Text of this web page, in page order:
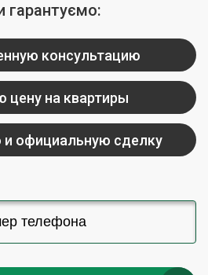
гарантуємо:
консультацию
цену на квартиры
и официальную сделку